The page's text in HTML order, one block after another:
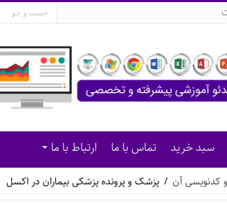
سبد خرید تماس با ما ارتباط با ما
کدنویسی آن / پزشک و پرونده پزشکی بیماران در اکسل